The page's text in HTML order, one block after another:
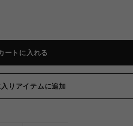
ートに入れる
りアイテムに追加